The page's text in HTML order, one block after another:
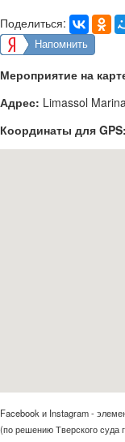
Поделиться:
Напомнить
Мероприятие на
Адрес: Limassol
Координаты для GPS:
Facebook и Instagram -
(по решению Тверского суда